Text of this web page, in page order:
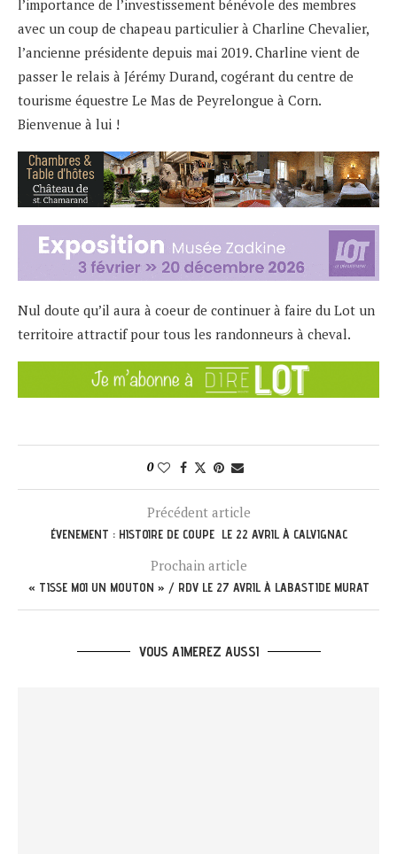
l’importance de l’investissement bénévole des membres
avec un coup de chapeau particulier à Charline Chevalier,
l’ancienne présidente depuis mai 2019. Charline vient de
passer le relais à Jérémy Durand, cogérant du centre de
tourisme équestre Le Mas de Peyrelongue à Corn.
Bienvenue à lui !
Nul doute qu’il aura à coeur de continuer à faire du Lot un
territoire attractif pour tous les randonneurs à cheval.
0
Précédent article
ÉVENEMENT : HISTOIRE DE COUPE LE 22 AVRIL À CALVIGNAC
Prochain article
« TISSE MOI UN MOUTON » / RDV LE 27 AVRIL À LABASTIDE MURAT
VOUS AIMEREZ AUSSI